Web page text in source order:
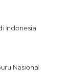
Indonesia
Nasional